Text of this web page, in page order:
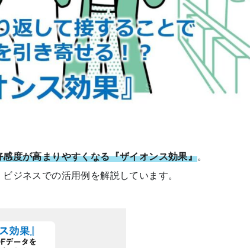
度が高まりやすくなる『ザイオンス効果』。
ジネスでの活用例を解説しています。